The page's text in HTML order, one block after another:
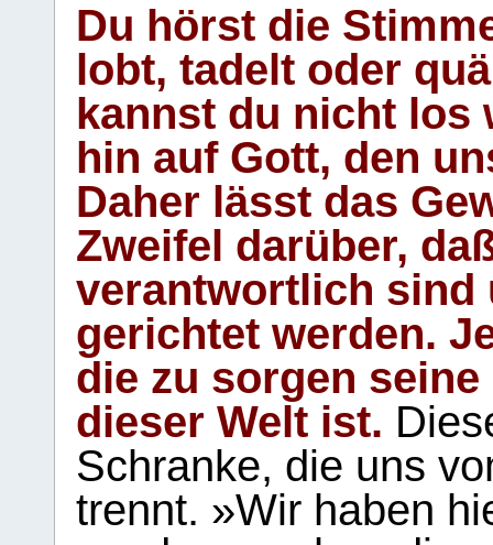
Du hörst die
lobt, tadelt oder
kannst du nicht los
hin auf Gott, den
Daher lässt das
Zweifel darüber,
verantwortlich sind
gerichtet werden.
die zu sorgen
dieser Welt ist.
Schranke, die uns
trennt. »Wir haben